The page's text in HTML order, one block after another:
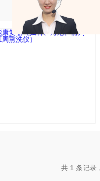
共 1 条记